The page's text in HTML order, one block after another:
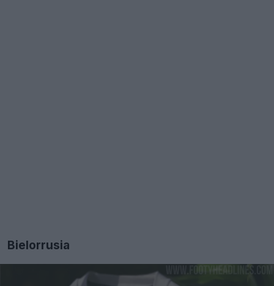
Bielorrusia